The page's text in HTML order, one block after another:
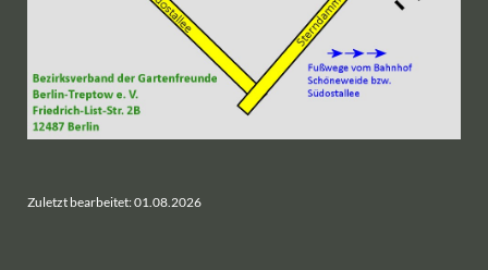
Zuletzt bearbeitet: 01.08.2026